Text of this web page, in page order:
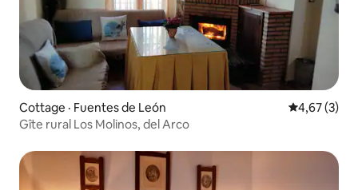
Cottage · Fuentes de León Note
4,67 (3)
Gîte rural Los Molinos, del Arco